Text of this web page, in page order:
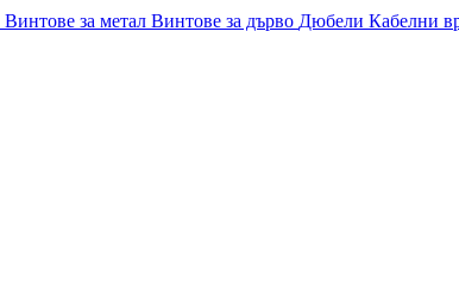
Винтове за метал Винтове за дърво Дюбели Кабелни